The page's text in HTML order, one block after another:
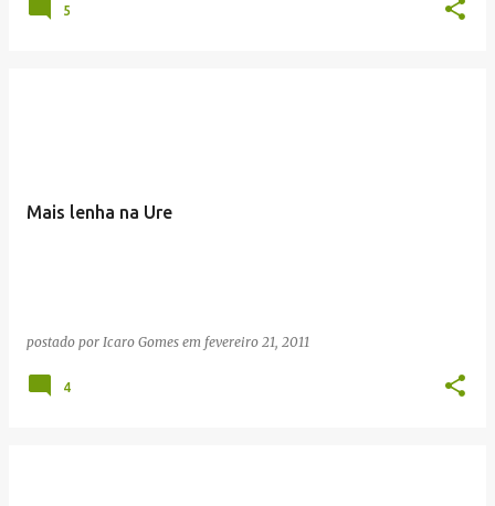
5
Mais lenha na Ure
postado por Icaro Gomes em fevereiro 21, 2011
4